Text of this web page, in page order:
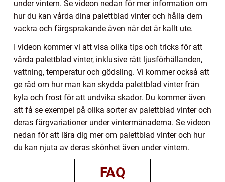
under vintern. Se videon nedan för mer information om
hur du kan vårda dina palettblad vinter och hålla dem
vackra och färgsprakande även när det är kallt ute.
I videon kommer vi att visa olika tips och tricks för att
vårda palettblad vinter, inklusive rätt ljusförhållanden,
vattning, temperatur och gödsling. Vi kommer också att
ge råd om hur man kan skydda palettblad vinter från
kyla och frost för att undvika skador. Du kommer även
att få se exempel på olika sorter av palettblad vinter och
deras färgvariationer under vintermånaderna. Se videon
nedan för att lära dig mer om palettblad vinter och hur
du kan njuta av deras skönhet även under vintern.
FAQ